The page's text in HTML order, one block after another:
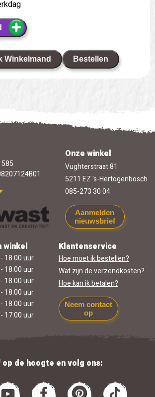
Winkelmand Bestellen
Onze winkel
Vughterstraat 81
5211 EZ 's-Hertogenbosch
085-273 30 04
Aanmelden
nieuwsbrief
winkel
18.00 uur
18.00 uur
18.00 uur
18.00 uur
18.00 uur
17.00 uur
Klantenservice
Hoe moet ik bestellen?
Wat zijn de verzendkosten?
Hoe kan ik betalen?
Neem contact
op
de hoogte en volg ons: